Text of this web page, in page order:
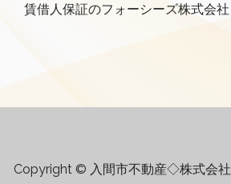
賃借人保証のフォーシーズ株式会社
Copyright © 入間市不動産◇株式会社